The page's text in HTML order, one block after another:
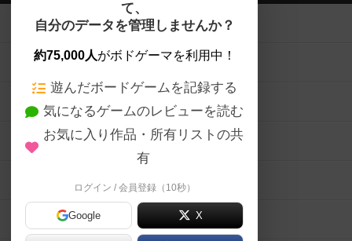
て、
自分のデータを管理しませんか？
約75,000人がボドゲーマを利用中！
遊んだボードゲームを記録する
気になるゲームのレビューを読む
お気に入り作品・所有リストの共
有
ログイン / 会員登録（10秒）
Google X
ボードゲームを検索する
ボードゲームの新着レビュー
ボードゲーム会情報
メカニクス特集
掲示板・トピックス
ボドとも・会員一覧